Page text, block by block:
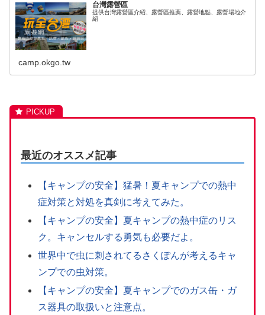
台灣露營區
提供台灣露營區介紹、露營區推薦、露營地點、露營場地介
紹
camp.okgo.tw
最近のオススメ記事
【キャンプの安全】猛暑！夏キャンプでの熱中
症対策と対処を真剣に考えてみた。
【キャンプの安全】夏キャンプの熱中症のリス
ク。キャンセルする勇気も必要だよ。
世界中で虫に刺されてるさくぽんが考えるキャ
ンプでの虫対策。
【キャンプの安全】夏キャンプでのガス缶・ガ
ス器具の取扱いと注意点。